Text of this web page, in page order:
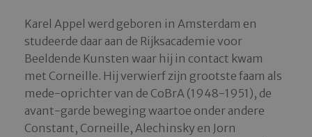
Karel Appel werd geboren in Amsterdam en
studeerde daar aan de Rijksacademie voor
Beeldende Kunsten waar hij in contact kwam
met Corneille. Hij verwierf zijn grootste faam als
mede-oprichter van de CoBrA (1948-1951), de
avant-garde beweging waartoe onder andere
Constant, Corneille, Alechinsky en Jorn